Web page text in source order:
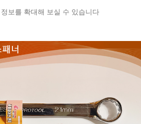
보를 확대해 보실 수 있습니다